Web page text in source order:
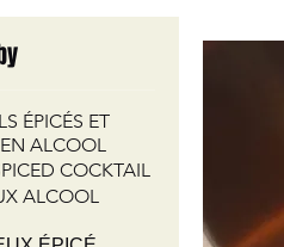
ÉPICÉS ET
ALCOOL
COCKTAIL
ALCOOL